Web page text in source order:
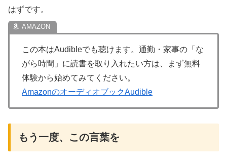
はずです。
この本はAudibleでも聴けます。通勤・家事の「な
がら時間」に読書を取り入れたい方は、まず無料
体験から始めてみてください。
AmazonのオーディオブックAudible
もう一度、この言葉を